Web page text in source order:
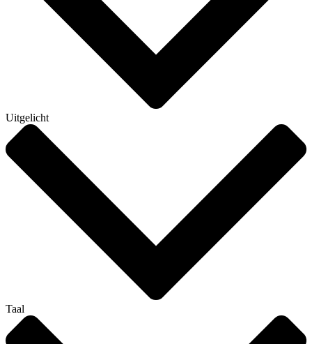
Uitgelicht
Taal